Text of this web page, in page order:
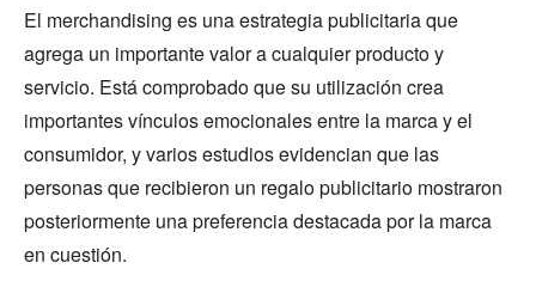
El merchandising es una estrategia publicitaria que
agrega un importante valor a cualquier producto y
servicio. Está comprobado que su utilización crea
importantes vínculos emocionales entre la marca y el
consumidor, y varios estudios evidencian que las
personas que recibieron un regalo publicitario mostraron
posteriormente una preferencia destacada por la marca
en cuestión.